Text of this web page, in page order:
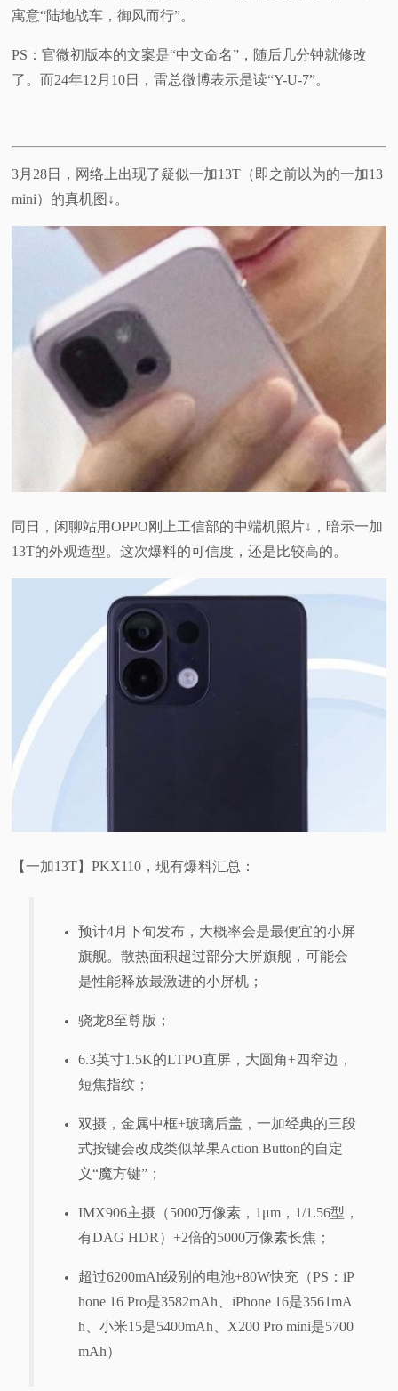
验
寓意“陆地战车，御风而行”。
PS：官微初版本的文案是“中文命名”，随后几分钟就修改
了。而24年12月10日，雷总微博表示是读“Y-U-7”。
3月28日，网络上出现了疑似一加13T（即之前以为的一加13
mini）的真机图↓。
同日，闲聊站用OPPO刚上工信部的中端机照片↓，暗示一加
13T的外观造型。这次爆料的可信度，还是比较高的。
【一加13T】PKX110，现有爆料汇总：
预计4月下旬发布，大概率会是最便宜的小屏
旗舰。散热面积超过部分大屏旗舰，可能会
是性能释放最激进的小屏机；
骁龙8至尊版；
6.3英寸1.5K的LTPO直屏，大圆角+四窄边，
短焦指纹；
双摄，金属中框+玻璃后盖，一加经典的三段
式按键会改成类似苹果Action Button的自定
义“魔方键”；
IMX906主摄（5000万像素，1μm，1/1.56型，
有DAG HDR）+2倍的5000万像素长焦；
超过6200mAh级别的电池+80W快充（PS：iP
hone 16 Pro是3582mAh、iPhone 16是3561mA
h、小米15是5400mAh、X200 Pro mini是5700
mAh）